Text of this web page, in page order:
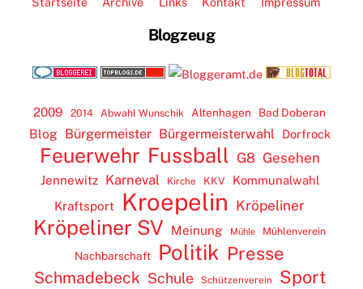
Blogzeug
2009 2014 Abwahl Wunschik Altenhagen Bad Doberan
Blog Bürgermeister Bürgermeisterwahl Dorfrock
Feuerwehr Fussball G8 Gesehen
Jennewitz Karneval Kirche KKV
Kommunalwahl
Kraftsport
Kroepelin Kröpeliner
Kröpeliner SV Meinung Mühle Mühlenverein
Nachbarschaft Politik Presse
Schmadebeck Schule Schützenverein Sport